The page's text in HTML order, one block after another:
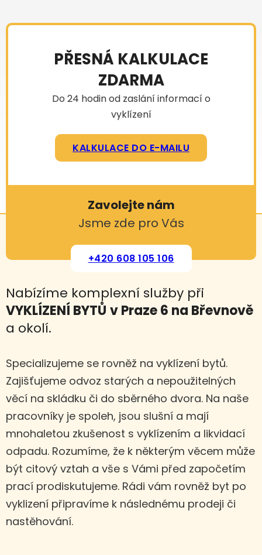
PŘESNÁ KALKULACE
ZDARMA
Do 24 hodin od zaslání informací o
vyklízení
KALKULACE DO E-MAILU
Zavolejte nám
Jsme zde pro Vás
+420 608 105 106
Nabízíme komplexní služby při
VYKLÍZENÍ BYTŮ v Praze 6 na Břevnově
a okolí.
Specializujeme se rovněž na vyklízení bytů.
Zajišťujeme odvoz starých a nepoužitelných
věcí na skládku či do sběrného dvora. Na naše
pracovníky je spoleh, jsou slušní a mají
mnohaletou zkušenost s vyklízením a likvidací
odpadu. Rozumíme, že k některým věcem může
být citový vztah a vše s Vámi před započetím
prací prodiskutujeme. Rádi vám rovněž byt po
vyklizení připravíme k následnému prodeji či
nastěhování.